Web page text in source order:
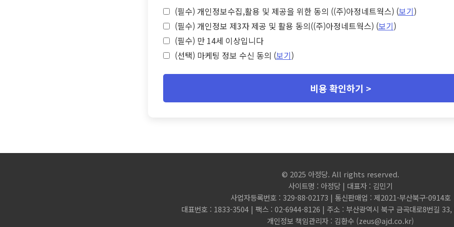
(필수) 개인정보수집,활용 및 제공을 위한 동의 ((주)아정네트웍스) (보기)
(필수) 개인정보 제3자 제공 및 활용 동의((주)아정네트웍스) (보기)
(필수) 만 14세 이상입니다
(선택) 마케팅 정보 수신 동의 (보기)
비용 확인하기 >
© 2025 아정당. All rights reserved.
사이트명 : 아정당 | 대표자 : 김민기
사업자등록번호 : 329-88-02173 | 통신판매업 : 제2021-부산북구-0914호
대표번호 : 1833-3504 | 팩스 : 02-6944-8126 | 주소 : 부산광역시 북구 금곡대로8번길 33,
개인정보 책임관리자 : 김환수 (zeus@ajd.co.kr)